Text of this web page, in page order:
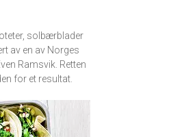
solbærblader
av en av Norges
Ramsvik. Retten
for et resultat.